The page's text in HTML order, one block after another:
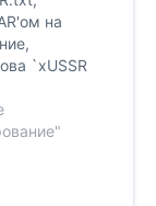
на
`xUSSR
копируем
(есть